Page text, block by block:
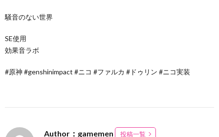
騒音のない世界
SE使用
効果音ラボ
#原神 #genshinimpact #ニコ #ファルカ #ドゥリン #ニコ実装
Author：gamemen 投稿一覧